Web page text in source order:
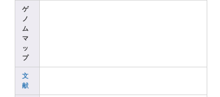
ゲ
ノ
ム
マ
ッ
プ
文
献